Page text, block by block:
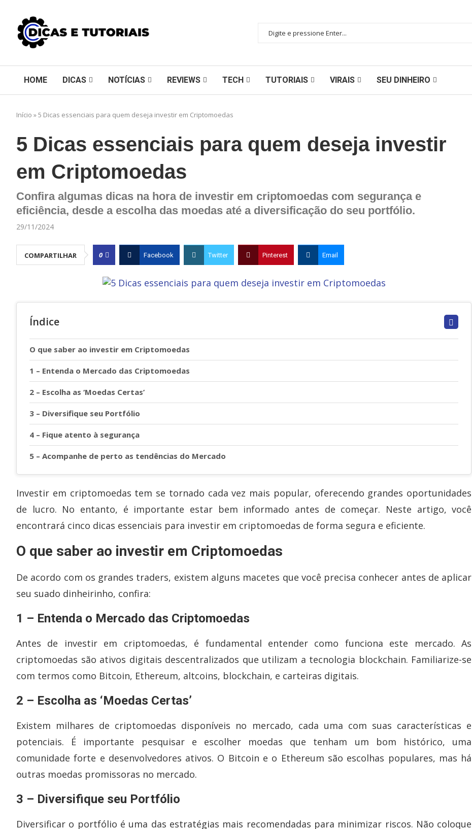
HOME DICAS NOTÍCIAS REVIEWS TECH TUTORIAIS VIRAIS SEU DINHEIRO
Início »5 Dicas essenciais para quem deseja investir em Criptomoedas
5 Dicas essenciais para quem deseja investir
em Criptomoedas
Confira algumas dicas na hora de investir em criptomoedas com segurança e
eficiência, desde a escolha das moedas até a diversificação do seu portfólio.
29/11/2024
COMPARTILHAR 0 Facebook Twitter Pinterest Email
Índice
O que saber ao investir em Criptomoedas
1 – Entenda o Mercado das Criptomoedas
2 – Escolha as ‘Moedas Certas’
3 – Diversifique seu Portfólio
4 – Fique atento à segurança
5 – Acompanhe de perto as tendências do Mercado
Investir em criptomoedas tem se tornado cada vez mais popular, oferecendo grandes oportunidades
de lucro. No entanto, é importante estar bem informado antes de começar. Neste artigo, você
encontrará cinco dicas essenciais para investir em criptomoedas de forma segura e eficiente.
O que saber ao investir em Criptomoedas
De acordo com os grandes traders, existem alguns macetes que você precisa conhecer antes de aplicar
seu suado dinheirinho, confira:
1 – Entenda o Mercado das Criptomoedas
Antes de investir em criptomoedas, é fundamental entender como funciona este mercado. As
criptomoedas são ativos digitais descentralizados que utilizam a tecnologia blockchain. Familiarize-se
com termos como Bitcoin, Ethereum, altcoins, blockchain, e carteiras digitais.
2 – Escolha as ‘Moedas Certas’
Existem milhares de criptomoedas disponíveis no mercado, cada uma com suas características e
potenciais. É importante pesquisar e escolher moedas que tenham um bom histórico, uma
comunidade forte e desenvolvedores ativos. O Bitcoin e o Ethereum são escolhas populares, mas há
outras moedas promissoras no mercado.
3 – Diversifique seu Portfólio
Diversificar o portfólio é uma das estratégias mais recomendadas para minimizar riscos. Não coloque